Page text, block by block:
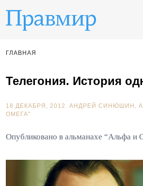
ГЛАВНАЯ
Телегония. История
18 ДЕКАБРЯ, 2012. АНДРЕЙ СИНЮШИН
ОМЕГА"
Опубликовано в альманахе “Альфа и